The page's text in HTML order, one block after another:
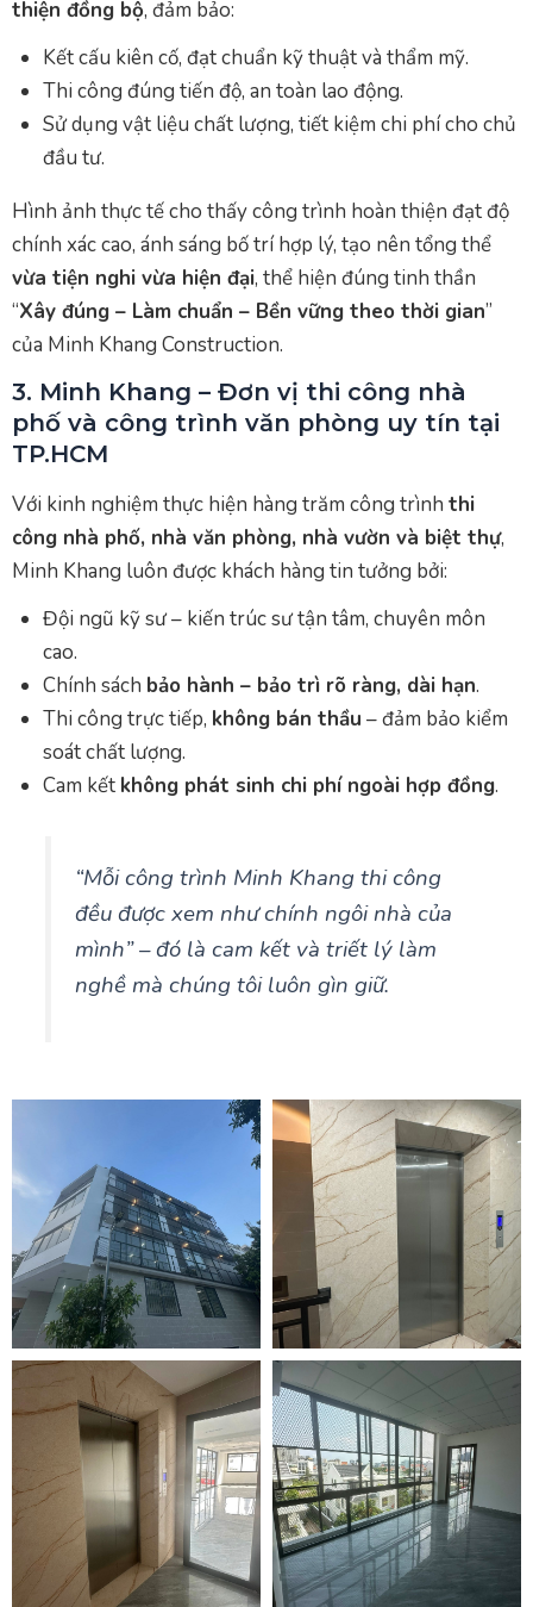
thiện đồng bộ, đảm bảo:
Kết cấu kiên cố, đạt chuẩn kỹ thuật và thẩm mỹ.
Thi công đúng tiến độ, an toàn lao động.
Sử dụng vật liệu chất lượng, tiết kiệm chi phí cho chủ
đầu tư.
Hình ảnh thực tế cho thấy công trình hoàn thiện đạt độ
chính xác cao, ánh sáng bố trí hợp lý, tạo nên tổng thể
vừa tiện nghi vừa hiện đại, thể hiện đúng tinh thần
“Xây đúng – Làm chuẩn – Bền vững theo thời gian”
của Minh Khang Construction.
3. Minh Khang – Đơn vị thi công nhà
phố và công trình văn phòng uy tín tại
TP.HCM
Với kinh nghiệm thực hiện hàng trăm công trình thi
công nhà phố, nhà văn phòng, nhà vườn và biệt thự,
Minh Khang luôn được khách hàng tin tưởng bởi:
Đội ngũ kỹ sư – kiến trúc sư tận tâm, chuyên môn
cao.
Chính sách bảo hành – bảo trì rõ ràng, dài hạn.
Thi công trực tiếp, không bán thầu – đảm bảo kiểm
soát chất lượng.
Cam kết không phát sinh chi phí ngoài hợp đồng.
“Mỗi công trình Minh Khang thi công
đều được xem như chính ngôi nhà của
mình” – đó là cam kết và triết lý làm
nghề mà chúng tôi luôn gìn giữ.